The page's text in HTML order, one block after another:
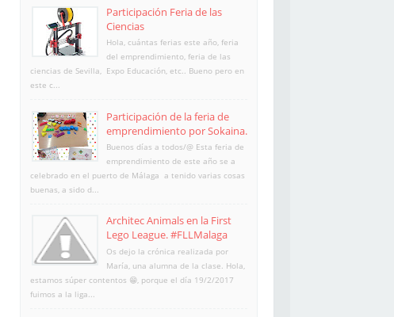
Participación Feria de las
Ciencias
Hola, cuántas ferias este año, feria
del emprendimiento, feria de las
ciencias de Sevilla, Expo Educación, etc.. Bueno pero en
este c...
Participación de la feria de
emprendimiento por Sokaina.
Buenos días a todos/@ Esta feria de
emprendimiento de este año se a
celebrado en el puerto de Málaga a tenido varias cosas
buenas, a sido d...
Architec Animals en la First
Lego League. #FLLMalaga
Os dejo la crónica realizada por
María, una alumna de la clase. Hola,
estamos súper contentos 😁, porque el día 19/2/2017
fuimos a la liga...